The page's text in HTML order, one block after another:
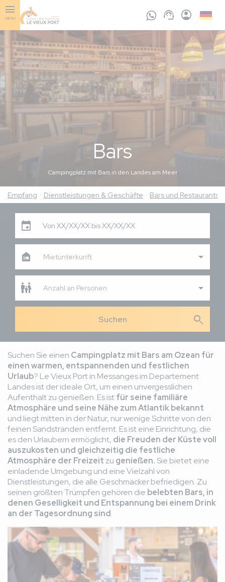
Skip
to
content
MENU
Bars
Campingplatz mit Bars in den Landes am Meer
Empfang Dienstleistungen & Geschäfte Bars und Restaurants
Von XX/XX/XX bis XX/XX/XX
Mietunterkunft
Anzahl an Personen
search
Suchen Sie einen Campingplatz mit Bars am Ozean für
einen warmen, entspannenden und festlichen
Urlaub? Le Vieux Port in Messanges im Departement
Landes ist der ideale Ort, um einen unvergesslichen
Aufenthalt zu genießen. Es istfür seine familiäre
Atmosphäre und seine Nähe zum Atlantik bekannt
und liegt mitten in der Natur, nur wenige Schritte von den
feinen Sandstränden entfernt. Es ist eine Einrichtung, die
es den Urlaubern ermöglicht, die Freuden der Küste voll
auszukosten und gleichzeitig die festliche
Atmosphäre der Freizeit zu genießen. Sie bietet eine
einladende Umgebung und eine Vielzahl von
Dienstleistungen, die alle Geschmäcker befriedigen. Zu
seinen größten Trümpfen gehören die belebten Bars, in
denen Geselligkeit und Entspannung bei einem Drink
an der Tagesordnung sind.
Bild